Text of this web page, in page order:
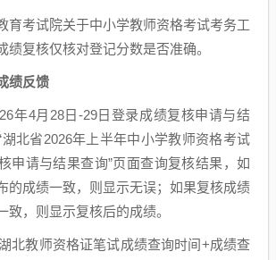
考试院关于中小学教师资格考试考务工
绩复核仅核对登记分数是否准确。
绩反馈
4月28日-29日登录成绩复核申请与结
北省2026年上半年中小学教师资格考试
申请与结果查询”页面查询复核结果，如
的成绩一致，则显示无误；如果复核成绩
致，则显示复核后的成绩。
教师资格证笔试成绩查询时间+成绩查